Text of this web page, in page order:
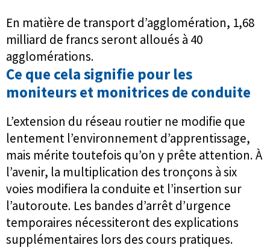
En matière de transport d’agglomération, 1,68
milliard de francs seront alloués à 40
agglomérations.
Ce que cela signifie pour les
moniteurs et monitrices de conduite
L’extension du réseau routier ne modifie que
lentement l’environnement d’apprentissage,
mais mérite toutefois qu’on y prête attention. À
l’avenir, la multiplication des tronçons à six
voies modifiera la conduite et l’insertion sur
l’autoroute. Les bandes d’arrêt d’urgence
temporaires nécessiteront des explications
supplémentaires lors des cours pratiques.